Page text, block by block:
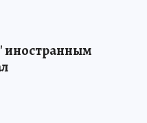
иностранным